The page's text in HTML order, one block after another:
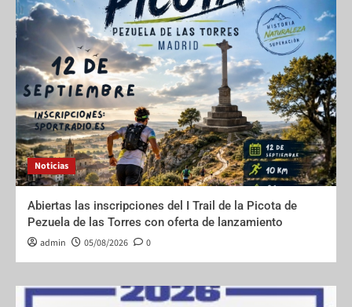
Noticias
Abiertas las inscripciones del I Trail de la Picota de
Pezuela de las Torres con oferta de lanzamiento
admin 05/08/2026 0